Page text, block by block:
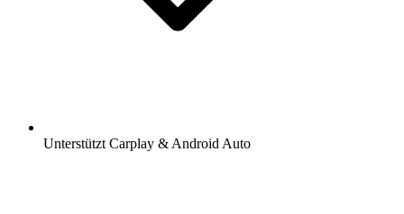
Unterstützt Carplay & Android Auto